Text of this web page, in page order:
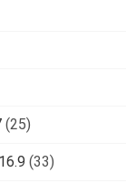
(25)
(33)